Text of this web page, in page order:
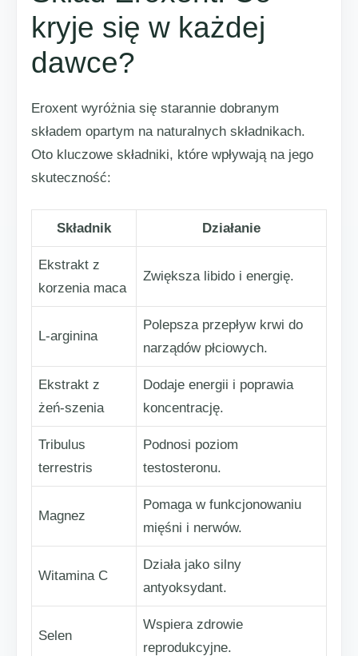
kryje się w każdej
dawce?
Eroxent wyróżnia się starannie dobranym
składem opartym na naturalnych składnikach.
Oto kluczowe składniki, które wpływają na jego
skuteczność:
Składnik Działanie
Ekstrakt z
korzenia maca
Zwiększa libido i energię.
L-arginina
Polepsza przepływ krwi do
narządów płciowych.
Ekstrakt z
żeń-szenia
Dodaje energii i poprawia
koncentrację.
Tribulus
terrestris
Podnosi poziom
testosteronu.
Magnez
Pomaga w funkcjonowaniu
mięśni i nerwów.
Witamina C
Działa jako silny
antyoksydant.
Selen
Wspiera zdrowie
reprodukcyjne.